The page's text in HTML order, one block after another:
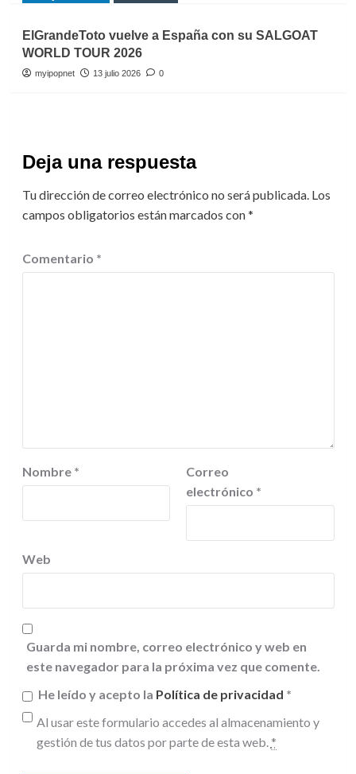
ElGrandeToto vuelve a España con su SALGOAT
WORLD TOUR 2026
myipopnet 13 julio 2026 0
Deja una respuesta
Tu dirección de correo electrónico no será publicada. Los
campos obligatorios están marcados con*
Comentario *
Nombre *
Correo
electrónico *
Web
Guarda mi nombre, correo electrónico y web en
este navegador para la próxima vez que comente.
He leído y acepto la Política de privacidad *
Al usar este formulario accedes al almacenamiento y
gestión de tus datos por parte de esta web. *